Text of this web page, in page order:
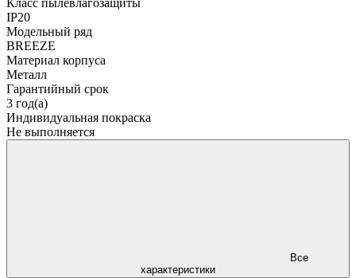
IP20
Модельный ряд
BREEZE
Материал корпуса
Металл
Гарантийный срок
3 год(а)
Индивидуальная покраска
Не выполняется
характеристики